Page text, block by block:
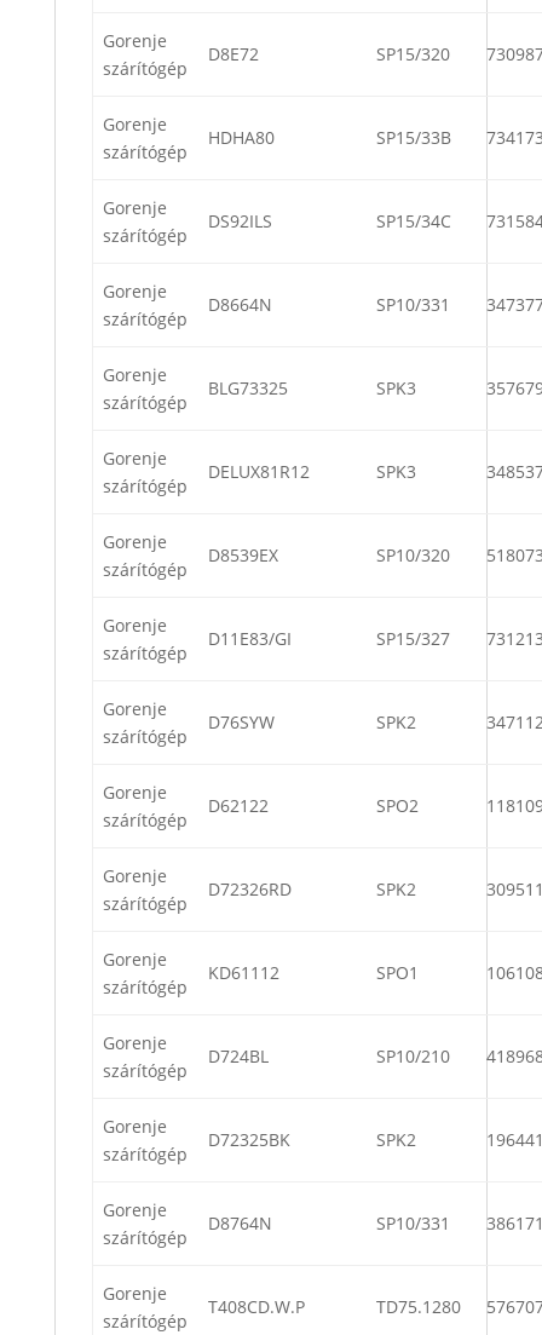
Gorenje
szárítógép
D8E72 SP15/320
Gorenje
szárítógép
HDHA80 SP15/33B
Gorenje
szárítógép
DS92ILS SP15/34C
Gorenje
szárítógép
D8664N SP10/331
Gorenje
szárítógép
BLG73325 SPK3
Gorenje
szárítógép
DELUX81R12 SPK3
Gorenje
szárítógép
D8539EX SP10/320
Gorenje
szárítógép
D11E83/GI SP15/327
Gorenje
szárítógép
D76SYW SPK2
Gorenje
szárítógép
D62122 SPO2
Gorenje
szárítógép
D72326RD SPK2
Gorenje
szárítógép
KD61112 SPO1
Gorenje
szárítógép
D724BL SP10/210
Gorenje
szárítógép
D72325BK SPK2
Gorenje
szárítógép
D8764N SP10/331
Gorenje
szárítógép
T408CD.W.P TD75.1280